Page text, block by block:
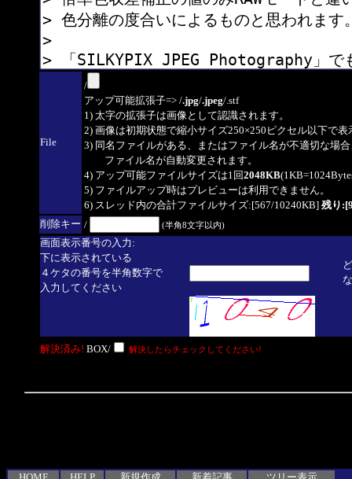
File
/
アップ可能拡張子=> /.jpg/.jpeg/.stf
1) 太字の拡張子は画像として認識されます。
2) 画像は初期状態で縮小サイズ250×250ピクセル以下で表
3) 同名ファイルがある、またはファイル名が不適切な場
ファイル名が自動変更されます。
4) アップ可能ファイルサイズは1回2048KB
5) ファイルアップ時はプレビューは利用できません。
6) スレッド内の合計ファイルサイズ:[567/10240KB] 残り
削除キー / (半角8文字以内)
画面表示番号の入力:
下に表示されている
４ケタの番号を半角数字で
入力してください
解決済み! BOX/ 解決したらチェックしてください!